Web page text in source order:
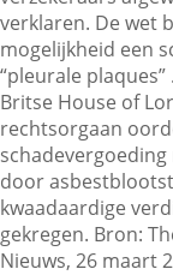
Zoeken
verklaren. De wet
mogelijkheid een
“pleurale
Britse House of
rechtsorgaan
door
kwaadaardige
gekregen. Bron:
Nieuws, 26 maart